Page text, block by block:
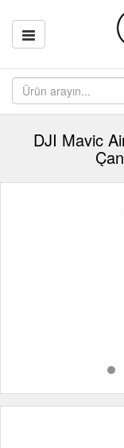
DJI Mavic